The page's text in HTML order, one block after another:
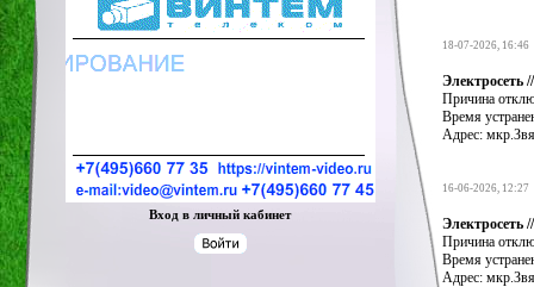
Вход в личный кабинет
18-07-2026, 16:46
Электросеть
Причина
Время
Адрес:
16-06-2026, 12:27
Электросеть
Причина
Время
Адрес: